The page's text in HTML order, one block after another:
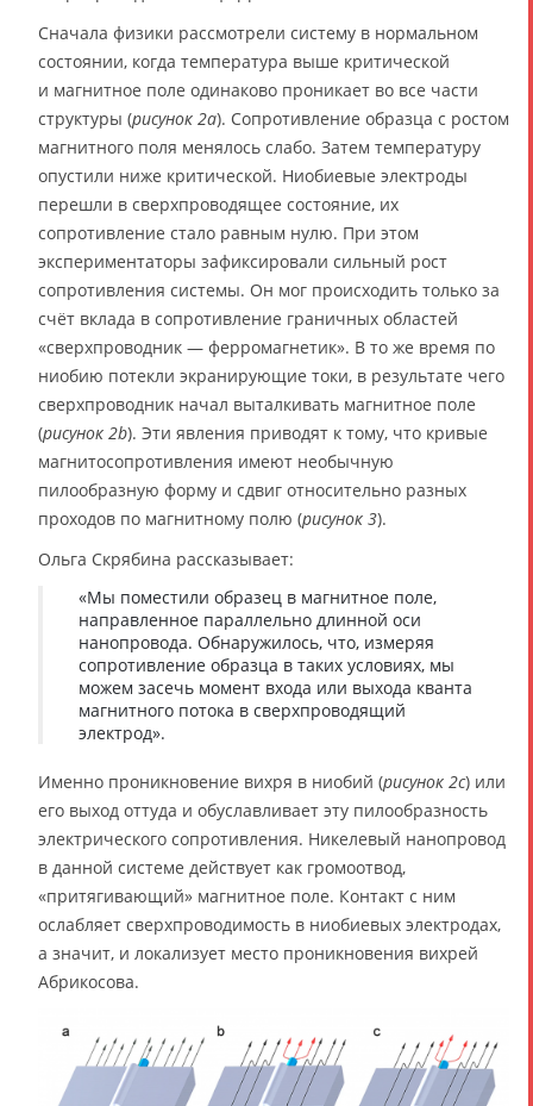
Сначала физики рассмотрели систему в нормальном
состоянии, когда температура выше критической
и магнитное поле одинаково проникает во все части
структуры (рисунок 2а). Сопротивление образца с ростом
магнитного поля менялось слабо. Затем температуру
опустили ниже критической. Ниобиевые электроды
перешли в сверхпроводящее состояние, их
сопротивление стало равным нулю. При этом
экспериментаторы зафиксировали сильный рост
сопротивления системы. Он мог происходить только за
счёт вклада в сопротивление граничных областей
«сверхпроводник — ферромагнетик». В то же время по
ниобию потекли экранирующие токи, в результате чего
сверхпроводник начал выталкивать магнитное поле
(рисунок 2b). Эти явления приводят к тому, что кривые
магнитосопротивления имеют необычную
пилообразную форму и сдвиг относительно разных
проходов по магнитному полю (рисунок 3).
Ольга Скрябина рассказывает:
«Мы поместили образец в магнитное поле,
направленное параллельно длинной оси
нанопровода. Обнаружилось, что, измеряя
сопротивление образца в таких условиях, мы
можем засечь момент входа или выхода кванта
магнитного потока в сверхпроводящий
электрод».
Именно проникновение вихря в ниобий (рисунок 2с) или
его выход оттуда и обуславливает эту пилообразность
электрического сопротивления. Никелевый нанопровод
в данной системе действует как громоотвод,
«притягивающий» магнитное поле. Контакт с ним
ослабляет сверхпроводимость в ниобиевых электродах,
а значит, и локализует место проникновения вихрей
Абрикосова.